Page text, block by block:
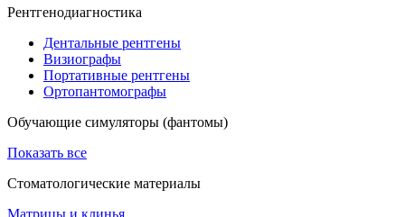
Рентгенодиагностика
Дентальные рентгены
Визиографы
Портативные рентгены
Ортопантомографы
Обучающие симуляторы (фантомы)
Показать все
Стоматологические материалы
Матрицы и клинья